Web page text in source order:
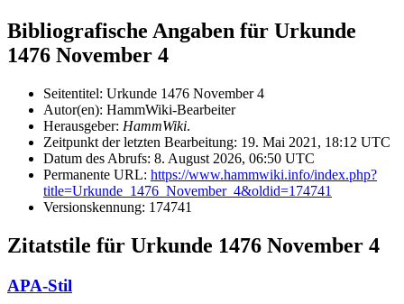
Bibliografische Angaben für Urkunde
1476 November 4
Seitentitel: Urkunde 1476 November 4
Autor(en): HammWiki-Bearbeiter
Herausgeber: HammWiki.
Zeitpunkt der letzten Bearbeitung: 19. Mai 2021, 18:12 UTC
Datum des Abrufs: 8. August 2026, 06:50 UTC
Permanente URL: https://www.hammwiki.info/index.php?
title=Urkunde_1476_November_4&oldid=174741
Versionskennung: 174741
Zitatstile für Urkunde 1476 November 4
APA-Stil